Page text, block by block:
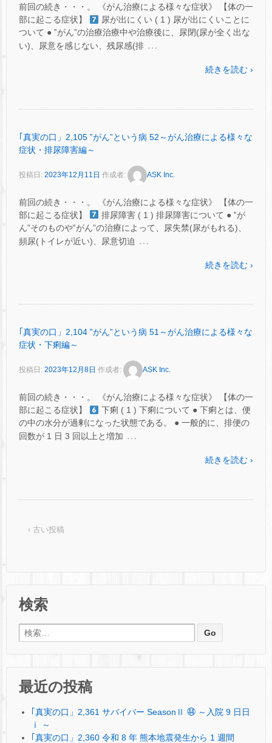
前回の続き・・・。 《がん治療による様々な症状》 【体の一
部に起こる症状】
尿が出にくい ( 1 ) 尿が出にくいことに
ついて ● ‟がん”の治療治療中や治療後に、尿閉(尿が全く出な
い)、尿意を感じない、残尿感(排 …
続きを読む ›
｢真実の口」2,105 ‟がん”という病 52～がん治療による様々な
症状・排尿障害編～
投稿日: 2023年12月11日 作成者: ASK Inc.
前回の続き・・・。 《がん治療による様々な症状》 【体の一
部に起こる症状】
排尿障害 ( 1 ) 排尿障害について ● ‟が
ん”そのものや‟がん”の治療によって、尿失禁(尿がもれる)、
頻尿(トイレが近い)、尿意切迫 …
続きを読む ›
｢真実の口」2,104 ‟がん”という病 51～がん治療による様々な
症状・下痢編～
投稿日: 2023年12月8日 作成者: ASK Inc.
前回の続き・・・。 《がん治療による様々な症状》 【体の一
部に起こる症状】
下痢 ( 1 ) 下痢について ● 下痢とは、便
の中の水分が過剰になった状態である。 ● 一般的に、排便の
回数が 1 日 3 回以上と増加 …
続きを読む ›
‹ 古い投稿
検索
検索:
最近の投稿
｢真実の口」2,361 サバイバー SeasonⅡ ㊹ ～入院 9 日日
ⅰ ～
｢真実の口」2,360 令和 8 年 熊本地震発生から 1 週間